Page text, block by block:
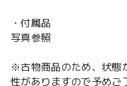
・付属品
写真参照
※古物商品のため、状態
性がありますので予めご